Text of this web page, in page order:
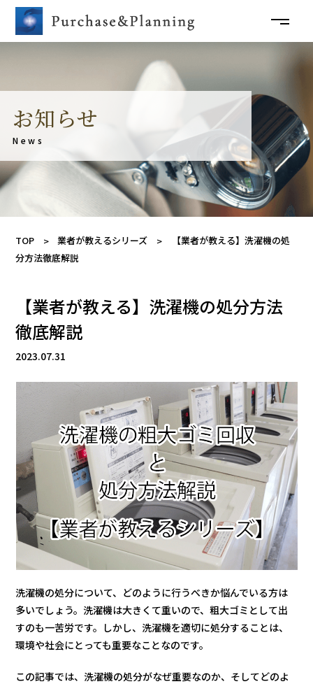
お知らせ
News
TOP 業者が教えるシリーズ
【業者が教える】洗濯機の処
分方法徹底解説
【業者が教える】洗濯機の処分方法
徹底解説
2023.07.31
洗濯機の処分について、どのように行うべきか悩んでいる方は
多いでしょう。洗濯機は大きくて重いので、粗大ゴミとして出
すのも一苦労です。しかし、洗濯機を適切に処分することは、
環境や社会にとっても重要なことなのです。
この記事では、洗濯機の処分がなぜ重要なのか、そしてどのよ